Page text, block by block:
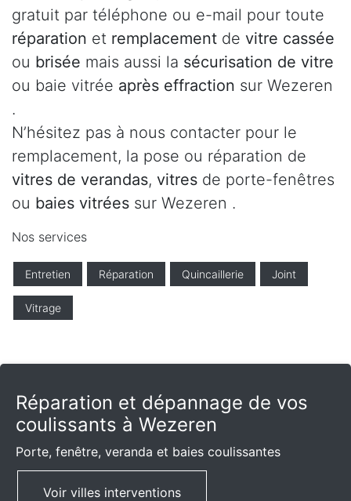
gratuit par téléphone ou e-mail pour toute
réparation et remplacement de vitre cassée
ou brisée mais aussi la sécurisation de vitre
ou baie vitrée après effraction sur Wezeren
.
N’hésitez pas à nous contacter pour le
remplacement, la pose ou réparation de
vitres de verandas, vitres de porte-fenêtres
ou baies vitrées sur Wezeren .
Nos services
Entretien Réparation Quincaillerie Joint
Vitrage
Réparation et dépannage de vos
coulissants à Wezeren
Porte, fenêtre, veranda et baies coulissantes
Voir villes interventions